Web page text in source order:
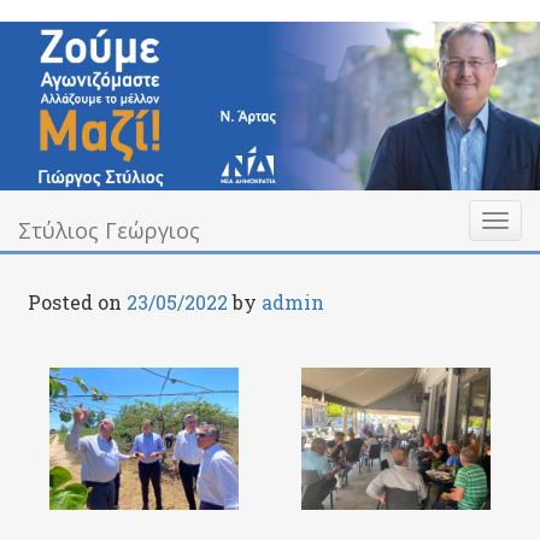
content
Στύλιος Γεώργιος
Υπεύθυνα Δίπλα σας Toggle
Στύλιος Γεώργιος
Posted on 23/05/2022by admin